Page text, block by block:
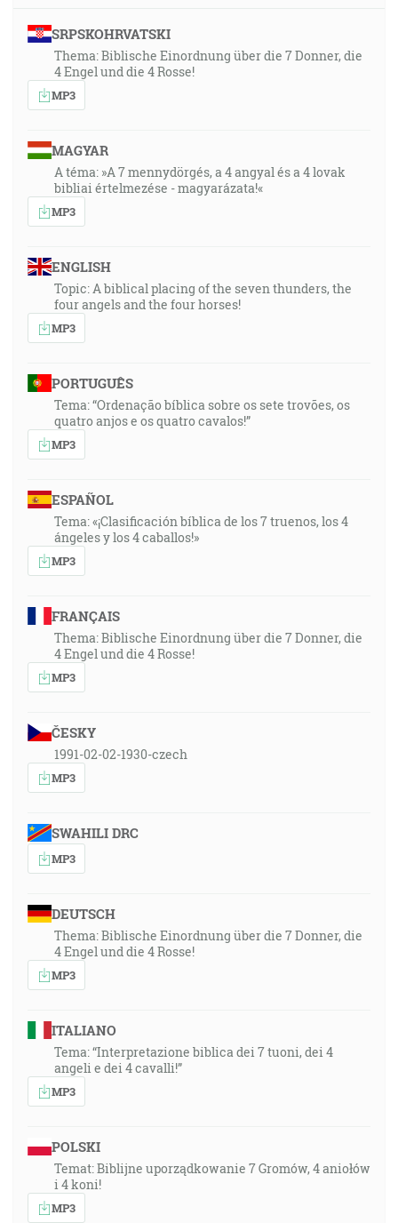
SRPSKOHRVATSKI
Thema: Biblische Einordnung über die 7 Donner, die
4 Engel und die 4 Rosse!
MP3
MAGYAR
A téma: »A 7 mennydörgés, a 4 angyal és a 4 lovak
bibliai értelmezése - magyarázata!«
MP3
ENGLISH
Topic: A biblical placing of the seven thunders, the
four angels and the four horses!
MP3
PORTUGUÊS
Tema: “Ordenação bíblica sobre os sete trovões, os
quatro anjos e os quatro cavalos!”
MP3
ESPAÑOL
Tema: «¡Clasificación bíblica de los 7 truenos, los 4
ángeles y los 4 caballos!»
MP3
FRANÇAIS
Thema: Biblische Einordnung über die 7 Donner, die
4 Engel und die 4 Rosse!
MP3
ČESKY
1991-02-02-1930-czech
MP3
SWAHILI DRC
MP3
DEUTSCH
Thema: Biblische Einordnung über die 7 Donner, die
4 Engel und die 4 Rosse!
MP3
ITALIANO
Tema: “Interpretazione biblica dei 7 tuoni, dei 4
angeli e dei 4 cavalli!”
MP3
POLSKI
Temat: Biblijne uporządkowanie 7 Gromów, 4 aniołów
i 4 koni!
MP3